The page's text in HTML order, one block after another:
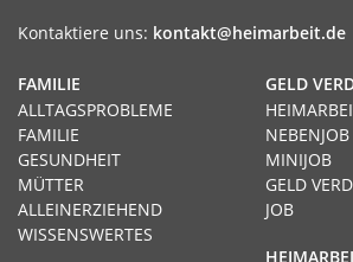
Kontaktiere uns: kontakt@heimarbeit.de
GELD
NEBENJOB
MINIJOB
GELD
JOB
FAMILIE
ALLTAGSPROBLEME
FAMILIE
GESUNDHEIT
MÜTTER
ALLEINERZIEHEND
WISSENSWERTES